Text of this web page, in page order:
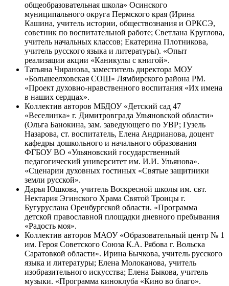
общеобразовательная школа» Осинского
муниципального округа Пермского края (Ирина
Кашина, учитель истории, обществознания и ОРКСЭ,
советник по воспитательной работе; Светлана Круглова,
учитель начальных классов; Екатерина Плотникова,
учитель русского языка и литературы). «Опыт
реализации акции «Каникулы с книгой».
Татьяна Чиранова, заместитель директора МОУ
«Большеелховская СОШ» Лямбирского района РМ.
«Проект духовно-нравственного воспитания «Их имена
в наших сердцах».
Коллектив авторов МБДОУ «Детский сад 47
«Веселинка» г. Димитровграда Ульяновской области»
(Ольга Банокина, зам. заведующего по УВР; Гузель
Назарова, ст. воспитатель, Елена Андрианова, доцент
кафедры дошкольного и начального образования
ФГБОУ ВО «Ульяновский государственный
педагогический университет им. И.И. Ульянова».
«Сценарии духовных гостиных «Святые защитники
земли русской».
Дарья Юшкова, учитель Воскресной школы им. свт.
Нектария Эгинского Храма Святой Троицы г.
Бугуруслана Оренбургской области. «Программа
детской православной площадки дневного пребывания
«Радость моя».
Коллектив авторов МАОУ «Образовательный центр № 1
им. Героя Советского Союза К.А. Рябова г. Вольска
Саратовкой области». Ирина Бычкова, учитель русского
языка и литературы; Елена Молоканова, учитель
изобразительного искусства; Елена Быкова, учитель
музыки. «Программа киноклуба «Кино во благо».